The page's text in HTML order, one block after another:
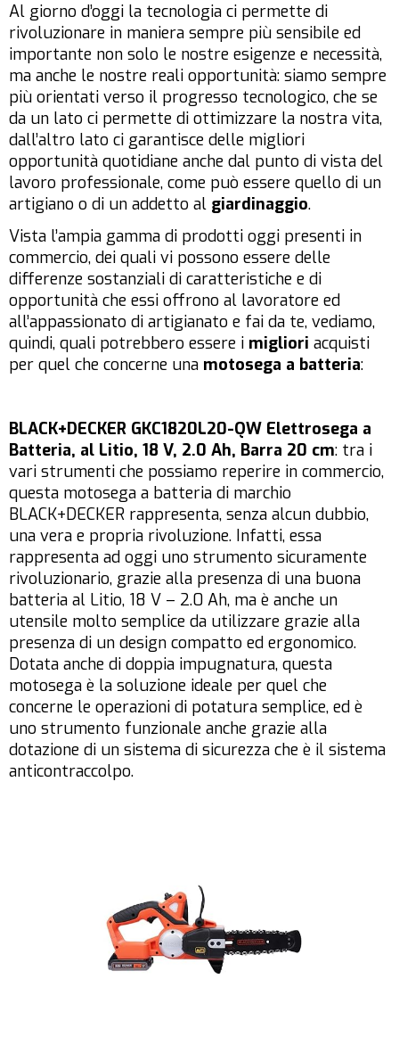
Al giorno d’oggi la tecnologia ci permette di
rivoluzionare in maniera sempre più sensibile ed
importante non solo le nostre esigenze e necessità,
ma anche le nostre reali opportunità: siamo sempre
più orientati verso il progresso tecnologico, che se
da un lato ci permette di ottimizzare la nostra vita,
dall’altro lato ci garantisce delle migliori
opportunità quotidiane anche dal punto di vista del
lavoro professionale, come può essere quello di un
artigiano o di un addetto al giardinaggio.
Vista l’ampia gamma di prodotti oggi presenti in
commercio, dei quali vi possono essere delle
differenze sostanziali di caratteristiche e di
opportunità che essi offrono al lavoratore ed
all’appassionato di artigianato e fai da te, vediamo,
quindi, quali potrebbero essere i migliori acquisti
per quel che concerne una motosega a batteria:
BLACK+DECKER GKC1820L20-QW Elettrosega a
Batteria, al Litio, 18 V, 2.0 Ah, Barra 20 cm: tra i
vari strumenti che possiamo reperire in commercio,
questa motosega a batteria di marchio
BLACK+DECKER rappresenta, senza alcun dubbio,
una vera e propria rivoluzione. Infatti, essa
rappresenta ad oggi uno strumento sicuramente
rivoluzionario, grazie alla presenza di una buona
batteria al Litio, 18 V – 2.0 Ah, ma è anche un
utensile molto semplice da utilizzare grazie alla
presenza di un design compatto ed ergonomico.
Dotata anche di doppia impugnatura, questa
motosega è la soluzione ideale per quel che
concerne le operazioni di potatura semplice, ed è
uno strumento funzionale anche grazie alla
dotazione di un sistema di sicurezza che è il sistema
anticontraccolpo.